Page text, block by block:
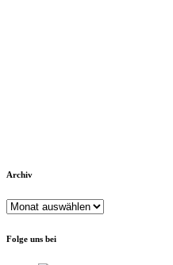
Archiv
Archiv
Folge uns bei